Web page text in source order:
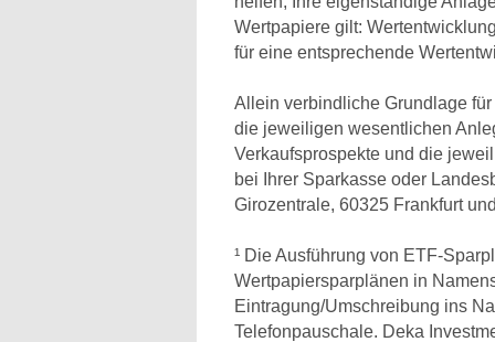
Wertpapiere gilt:
für eine entsprechende
Allein verbindliche Grundlage
die jeweiligen wesentlichen
Verkaufsprospekte und die
bei Ihrer Sparkasse oder
Girozentrale, 60325 Frankfurt
¹ Die Ausführung von ETF-
Wertpapiersparplänen in
Eintragung/Umschreibung ins
Telefonpauschale. Deka